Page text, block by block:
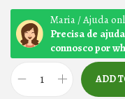
Maria / Ajuda
Precisa de
connosco por
A
ADD